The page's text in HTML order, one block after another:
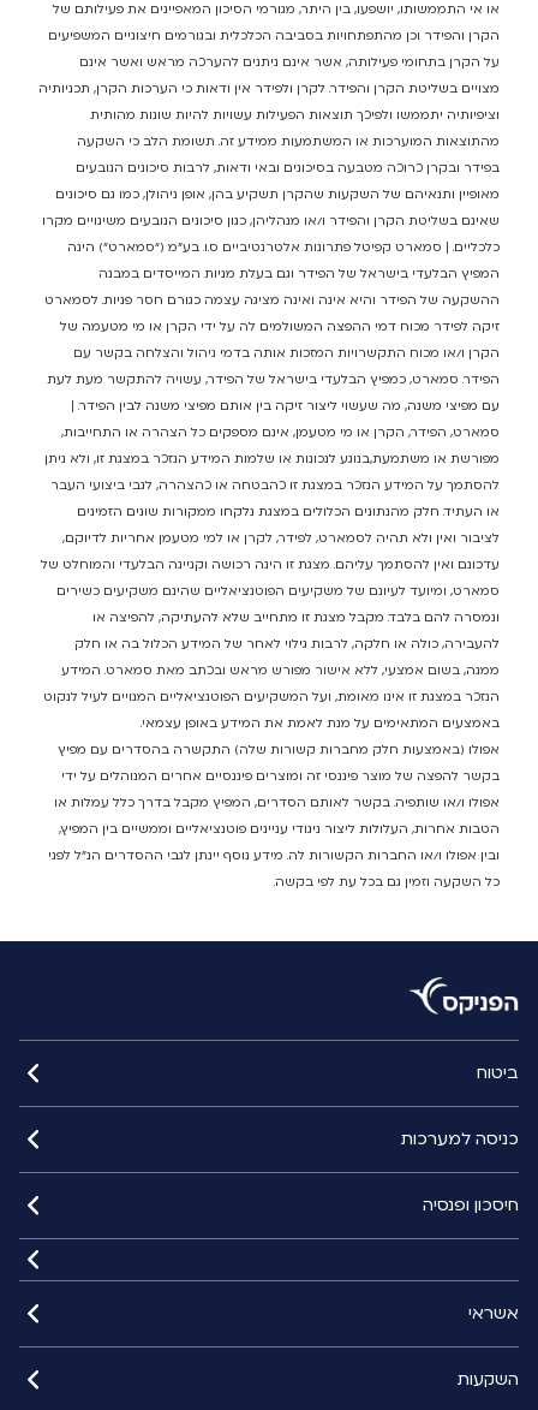
או אי התממשותו, יושפעו, בין היתר, מגורמי הסיכון המאפיינים את פעילותם של
הקרן והפידר וכן מהתפתחויות בסביבה הכלכלית ובגורמים חיצוניים המשפיעים
על הקרן בתחומי פעילותה, אשר אינם ניתנים להערכה מראש ואשר אינם
מצויים בשליטת הקרן והפידר. לקרן ולפידר אין ודאות כי הערכות הקרן, תכניותיה
וציפיותיה יתממשו ולפיכך תוצאות הפעילות עשויות להיות שונות מהותית
מהתוצאות המוערכות או המשתמעות ממידע זה. תשומת הלב כי השקעה
בפידר ובקרן כרוכה מטבעה בסיכונים ובאי ודאות, לרבות סיכונים הנובעים
מאופיין ותנאיהם של השקעות שהקרן תשקיע בהן, אופן ניהולן, כמו גם סיכונים
שאינם בשליטת הקרן והפידר ו/או מנהליהן, כגון סיכונים הנובעים משינויים מקרו
כלכליים. | סמארט קפיטל פתרונות אלטרנטיביים ס.ו. בע”מ (“סמארט”) הינה
המפיץ הבלעדי בישראל של הפידר וגם בעלת מניות המייסדים במבנה
ההשקעה של הפידר והיא אינה ואינה מציגה עצמה כגורם חסר פניות. לסמארט
זיקה לפידר מכוח דמי ההפצה המשולמים לה על ידי הקרן או מי מטעמה של
הקרן ו/או מכוח התקשרויות המזכות אותה בדמי ניהול והצלחה בקשר עם
הפידר. סמארט, כמפיץ הבלעדי בישראל של הפידר, עשויה להתקשר מעת לעת
עם מפיצי משנה, מה שעשוי ליצור זיקה בין אותם מפיצי משנה לבין הפידר. |
סמארט, הפידר, הקרן או מי מטעמן, אינם מספקים כל הצהרה או התחייבות,
מפורשת או משתמעת,בנוגע לנכונות או שלמות המידע הנזכר במצגת זו, ולא ניתן
להסתמך על המידע הנזכר במצגת זו כהבטחה או כהצהרה, לגבי ביצועי העבר
או העתיד. חלק מהנתונים הכלולים במצגת נלקחו ממקורות שונים הזמינים
לציבור ואין ולא תהיה לסמארט, לפידר, לקרן או למי מטעמן אחריות לדיוקם,
עדכונם ואין להסתמך עליהם. מצגת זו הינה רכושה וקניינה הבלעדי והמוחלט של
סמארט, ומיועד לעיונם של משקיעים הפוטנציאליים שהינם משקיעים כשירים
ונמסרה להם בלבד. מקבל מצגת זו מתחייב שלא להעתיקה, להפיצה או
להעבירה, כולה או חלקה, לרבות גילוי לאחר של המידע הכלול בה או חלק
ממנה, בשום אמצעי, ללא אישור מפורש מראש ובכתב מאת סמארט. המידע
הנזכר במצגת זו אינו מאומת, ועל המשקיעים הפוטנציאליים המנויים לעיל לנקוט
באמצעים המתאימים על מנת לאמת את המידע באופן עצמאי.
אפולו (באמצעות חלק מחברות קשורות שלה) התקשרה בהסדרים עם מפיץ
בקשר להפצה של מוצר פיננסי זה ומוצרים פיננסיים אחרים המנוהלים על ידי
אפולו ו/או שותפיה. בקשר לאותם הסדרים, המפיץ מקבל בדרך כלל עמלות או
הטבות אחרות, העלולות ליצור ניגודי עניינים פוטנציאליים וממשיים בין המפיץ,
ובין אפולו ו/או החברות הקשורות לה. מידע נוסף יינתן לגבי ההסדרים הנ”ל לפני
כל השקעה וזמין גם בכל עת לפי בקשה.
ביטוח
כניסה למערכות
חיסכון ופנסיה
אשראי
השקעות